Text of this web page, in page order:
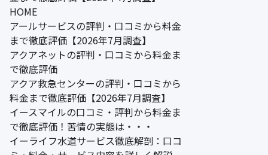
HOME
アールサービスの評判・口コミから料金
まで徹底評価【2026年7月調査】
アクアネットの評判・口コミから料金ま
で徹底評価
アクア救急センターの評判・口コミから
料金まで徹底評価【2026年7月調査】
イースマイルの口コミ・評判から料金ま
で徹底評価！苦情の実態は・・・
イーライフ水道サービス徹底解剖：口コ